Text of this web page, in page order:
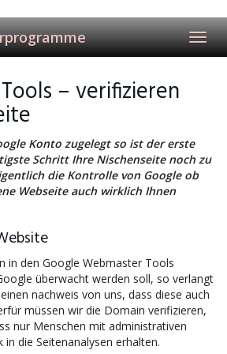
– verifizieren
Konto zugelegt so ist der erste
Schritt Ihre Nischenseite noch zu
die Kontrolle von Google ob
Webseite auch wirklich Ihnen
in den Google Webmaster Tools
überwacht werden soll, so verlangt
nachweis von uns, dass diese auch
müssen wir die Domain verifizieren,
nur Menschen mit administrativen
in die Seitenanalysen erhalten.